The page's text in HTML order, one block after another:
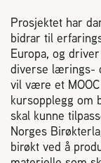
Lover og
Plassering av
Sjekkliste for
Sykdom hos
Prosjektet har
bidrar til
Europa, og
diverse lærings-
vil være et
kursopplegg om
skal kunne
Norges
birøkt ved å